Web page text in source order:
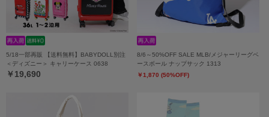
5/18一部再販 【送料無料】BABYDOLL別注
＜ディズニー＞ キャリーケース 0638
￥19,690
8/6～50%OFF SALE MLB/メジャーリーグベ
ースボール ナップサック 1313
￥1,870 (50%OFF)